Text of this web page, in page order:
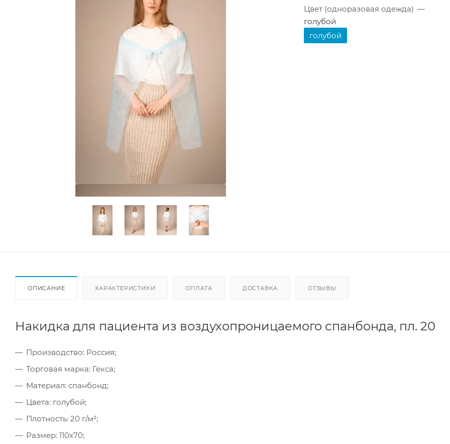
Цвет (одноразовая одежда) —
голубой
голубой
ОПИСАНИЕ ХАРАКТЕРИСТИКИ ОПЛАТА ДОСТАВКА ОТЗЫВЫ
Накидка для пациента из воздухопроницаемого спанбонда, пл. 20
Производство: Россия;
Торговая марка: Гекса;
Материал: спанбонд;
Цвета: голубой;
Плотность: 20 г/м²;
Размер: 110х70;